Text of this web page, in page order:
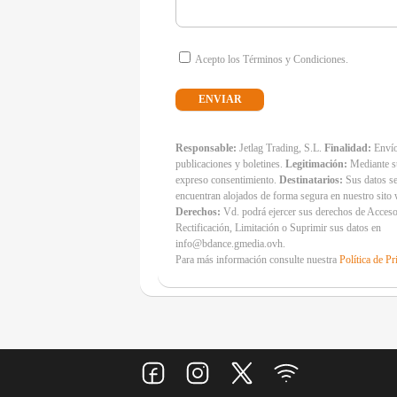
Acepto los Términos y Condiciones.
Responsable: Jetlag Trading, S.L. Finalidad:
publicaciones y boletines. Legitimación: Mediante
expreso consentimiento. Destinatarios: Sus datos se
encuentran alojados de forma segura en nuestro sito
Derechos: Vd. podrá ejercer sus derechos de Acceso,
Rectificación, Limitación o Suprimir sus datos en
info@bdance.gmedia.ovh.
Para más información consulte nuestra Política de